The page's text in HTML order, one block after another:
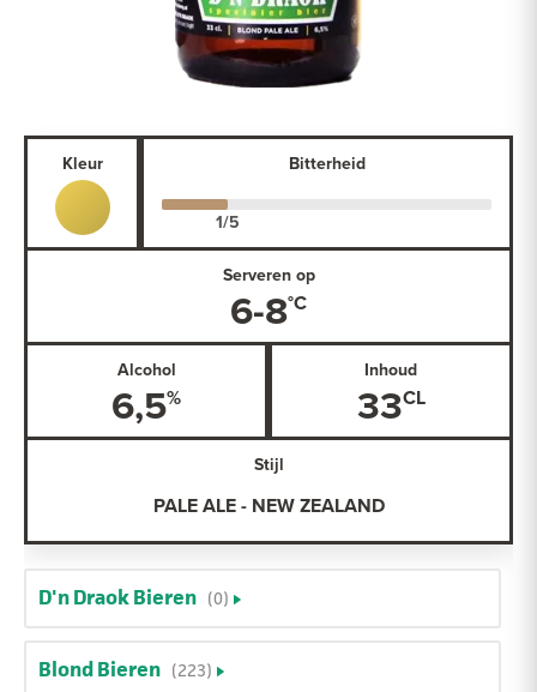
Kleur Bitterheid
Serveren op
6-8
Alcohol
6,5
Inhoud
33
Stijl
PALE ALE - NEW ZEALAND
D'n Draok Bieren (0)
Blond Bieren (223)